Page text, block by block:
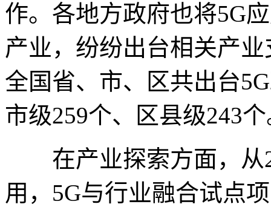
作。各地方政府也将5G
产业，纷纷出台相关产
全国省、市、区共出台
市级259个、区县级243
在产业探索方面，从
用，5G与行业融合试点